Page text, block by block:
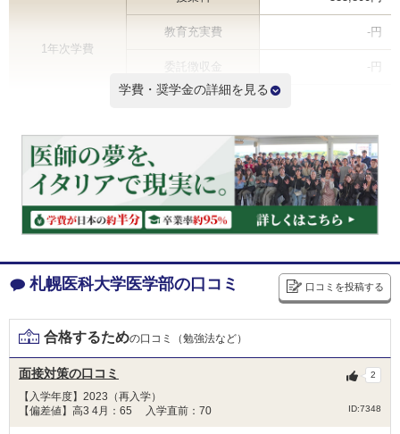
1年次学費
教育充実費 -円
委託徴収金 -円
合計 897,800円
2年次以降学費（年間） ※ 535,800円
6年間学費総額 3,576,800円
※2年次学費を掲載しているため3年次以降の学費は記載と異なる場合があります
学費ランキングを見る
札幌医科大学小野和子奨学金
金額 600,000円(年額)
人数 5人
本学では、平成 26 年度、本学医学部卒業生から
学費・奨学金の詳細を見る
札幌医科大学医学部の口コミ 口コミを投稿する
合格するための口コミ（勉強法など）
面接対策の口コミ
【入学年度】2023（再入学）
【偏差値】高3 4月：65 入学直前：70
ID:7348
2